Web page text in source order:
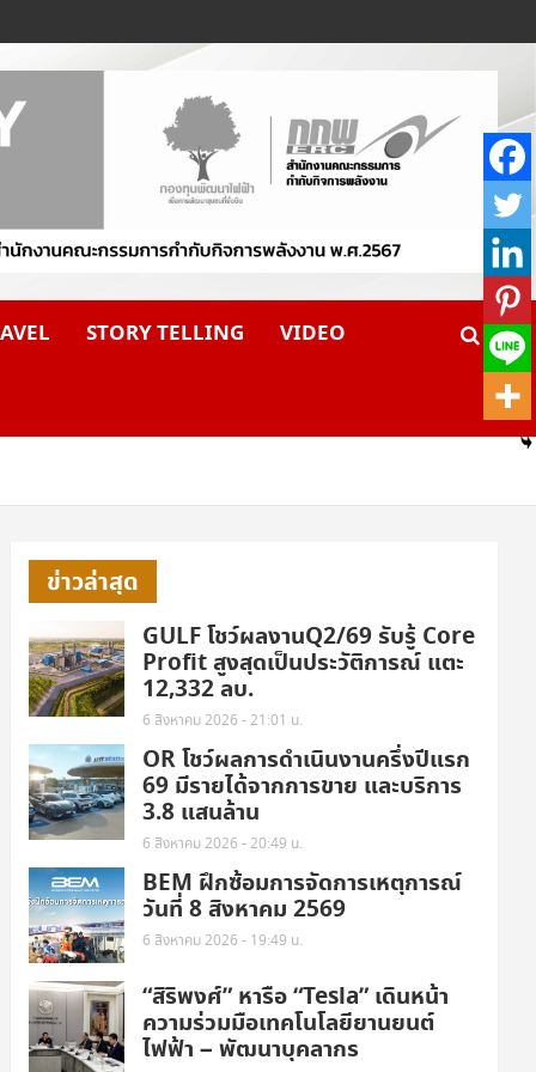
STORY TELLING VIDEO
ข่าวล่าสุด
GULF โชว์ผลงานQ2/69 รับรู้ Core
Profit สูงสุดเป็นประวัติการณ์ แตะ
12,332 ลบ.
6 สิงหาคม 2026 - 21:01 น.
OR โชว์ผลการดำเนินงานครึ่งปีแรก
69 มีรายได้จากการขาย และบริการ
3.8 แสนล้าน
6 สิงหาคม 2026 - 20:49 น.
BEM ฝึกซ้อมการจัดการเหตุการณ์
วันที่ 8 สิงหาคม 2569
6 สิงหาคม 2026 - 19:49 น.
“สิริพงศ์” หารือ “Tesla” เดินหน้า
ความร่วมมือเทคโนโลยียานยนต์
ไฟฟ้า – พัฒนาบุคลากร